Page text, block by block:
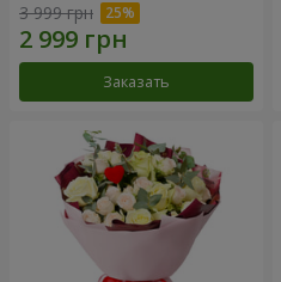
3 999 грн
Заказать